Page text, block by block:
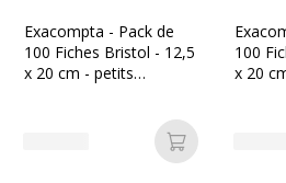
au panier
Exacompta - Pack de
100 Fiches Bristol - 12,5
x 20 cm - petits
Ajouter au
100
x 20